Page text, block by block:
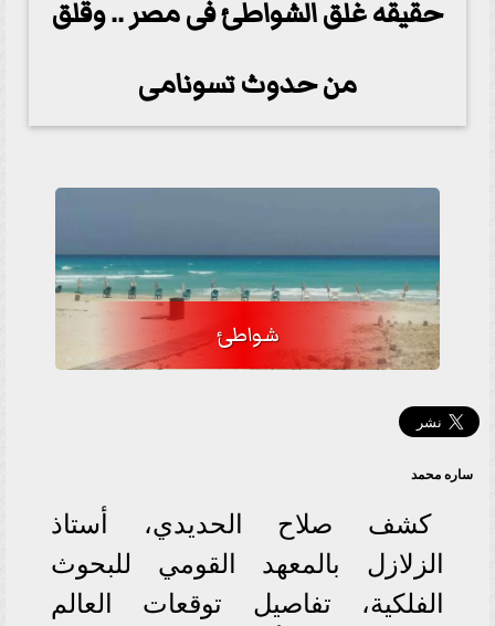
حقيقه غلق الشواطئ فى مصر .. وقلق
من حدوث تسونامى
شواطئ
ساره محمد
كشف صلاح الحديدي، أستاذ
الزلازل بالمعهد القومي للبحوث
الفلكية، تفاصيل توقعات العالم